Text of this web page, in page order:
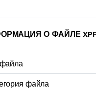
О ФАЙЛЕ
файла